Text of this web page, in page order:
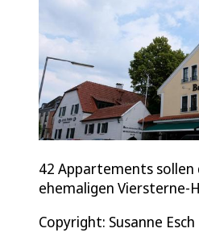
42 Appartements sollen
ehemaligen Viersterne-
Copyright: Susanne Esch